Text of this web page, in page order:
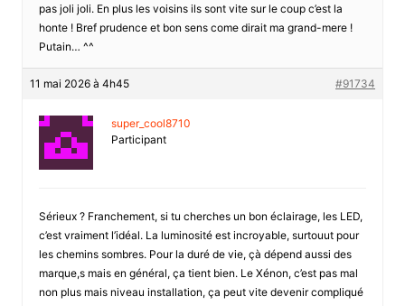
pas joli joli. En plus les voisins ils sont vite sur le coup c’est la
honte ! Bref prudence et bon sens come dirait ma grand-mere !
Putain… ^^
11 mai 2026 à 4h45 #91734
super_cool8710
Participant
Sérieux ? Franchement, si tu cherches un bon éclairage, les LED,
c’est vraiment l’idéal. La luminosité est incroyable, surtouut pour
les chemins sombres. Pour la duré de vie, çà dépend aussi des
marque,s mais en général, ça tient bien. Le Xénon, c’est pas mal
non plus mais niveau installation, ça peut vite devenir compliqué